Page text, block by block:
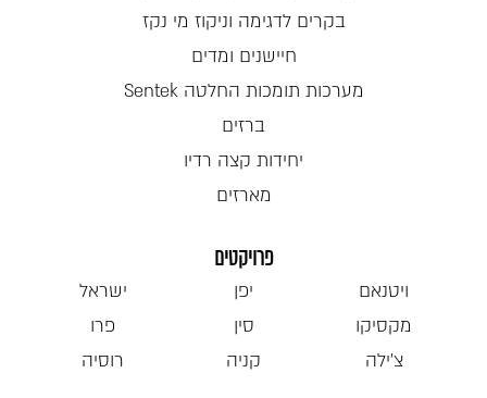
בקרים לדגימה וניקוז מי נקז
חיישנים ומדים
מערכות תומכות החלטה Sentek
ברזים
יחידות קצה רדיו
מארזים
פרויקטים
ויטנאם יפן
ישראל
מקסיקו
סין
פרו
צ'ילה
קניה רוסיה